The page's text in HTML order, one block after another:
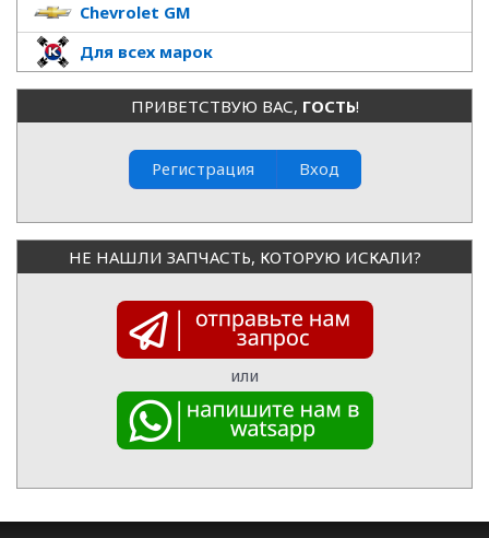
Chevrolet GM
Для всех марок
ПРИВЕТСТВУЮ ВАС, ГОСТЬ!
Регистрация Вход
НЕ НАШЛИ ЗАПЧАСТЬ, КОТОРУЮ ИСКАЛИ?
или